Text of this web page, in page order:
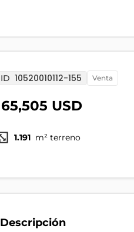
ID 10520010112-155 venta
65,505 USD
1.191 m² terreno
Descripción